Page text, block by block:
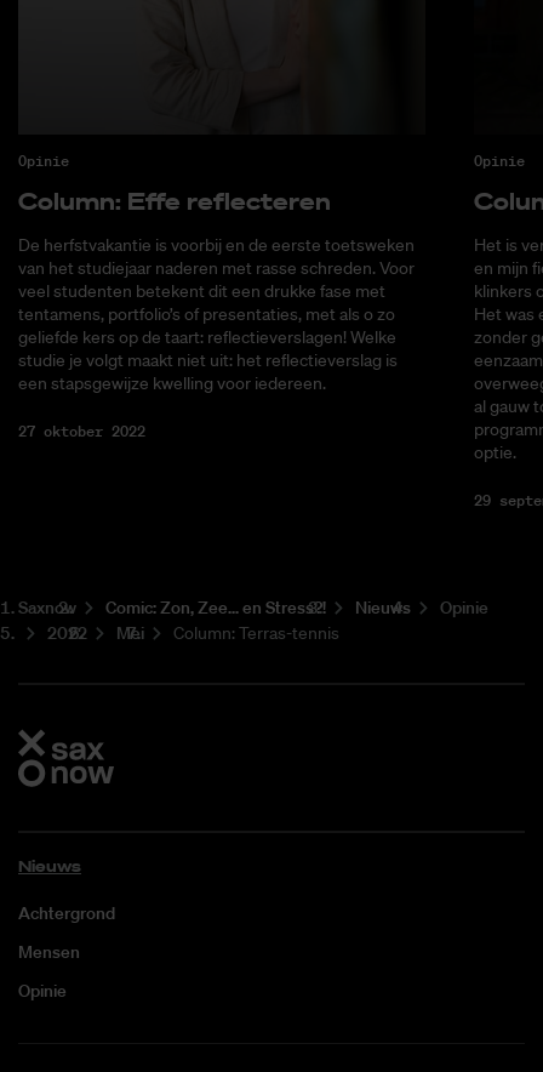
Opinie
Co­lumn: Effe re­flec­te­ren
De herfstvakantie is voorbij en de eerste toetsweken
van het studiejaar naderen met rasse schreden. Voor
veel studenten betekent dit een drukke fase met
tentamens, portfolio’s of presentaties, met als o zo
geliefde kers op de taart: reflectieverslagen! Welke
studie je volgt maakt niet uit: het reflectieverslag is
een stapsgewijze kwelling voor iedereen.
27 oktober 2022
Opinie
Het is
en mijn
klinkers
Het was
zonder
al gauw
optie.
29
Saxnow Co­mic: Zon, Zee... en Stress?! Nieuws
Opinie
2022
Mei Column: Terras-tennis
Nieuws
Achtergrond
Mensen
Opinie